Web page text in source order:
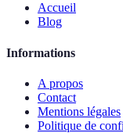
Accueil
Blog
Informations
A propos
Contact
Mentions légales
Politique de